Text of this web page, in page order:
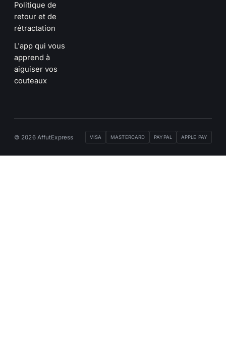
Politique de
retour et de
rétractation
L'app qui vous
apprend à
aiguiser vos
couteaux
© 2026 AffutExpress VISA MASTERCARD PAYPAL APPLE PAY